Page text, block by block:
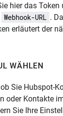
hier das
Webhook-URL .
erläutert der
WÄHLEN
Sie Hubspot-
oder Kontakte
Sie Ihre